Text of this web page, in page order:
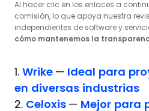
Al hacer clic en los enlaces a
comisión, lo que apoya nuestra
independientes de software y
cómo mantenemos la
1. Wrike — Ideal para
en diversas industrias
2. Celoxis — Mejor para